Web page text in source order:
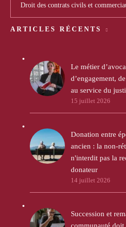
Droit des contrats civils et
ARTICLES RÉCENTS
Le métier
d’engagement,
au service du
15 juillet 2026
Donation entre
ancien : la non-
n'interdit pas la
donateur
14 juillet 2026
Succession et